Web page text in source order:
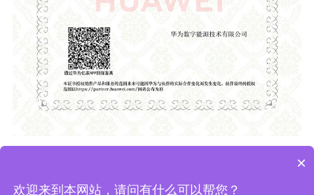
×
欢迎来到本网站，请问有什么可以帮您？